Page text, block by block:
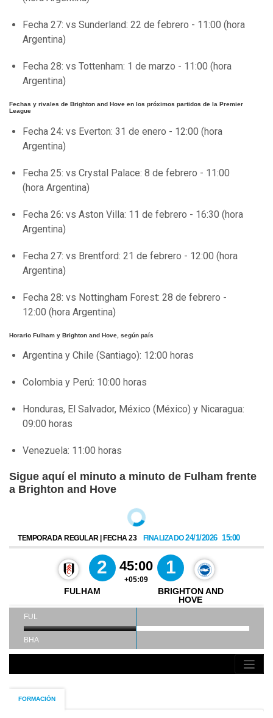
Fecha 27: vs Sunderland: 22 de febrero - 11:00 (hora
Argentina)
Fecha 28: vs Tottenham: 1 de marzo - 11:00 (hora
Argentina)
Fechas y rivales de Brighton and Hove en los próximos partidos de la Premier
League
Fecha 24: vs Everton: 31 de enero - 12:00 (hora
Argentina)
Fecha 25: vs Crystal Palace: 8 de febrero - 11:00
(hora Argentina)
Fecha 26: vs Aston Villa: 11 de febrero - 16:30 (hora
Argentina)
Fecha 27: vs Brentford: 21 de febrero - 12:00 (hora
Argentina)
Fecha 28: vs Nottingham Forest: 28 de febrero -
12:00 (hora Argentina)
Horario Fulham y Brighton and Hove, según país
Argentina y Chile (Santiago): 12:00 horas
Colombia y Perú: 10:00 horas
Honduras, El Salvador, México (México) y Nicaragua:
09:00 horas
Venezuela: 11:00 horas
Sigue aquí el minuto a minuto de Fulham frente
a Brighton and Hove